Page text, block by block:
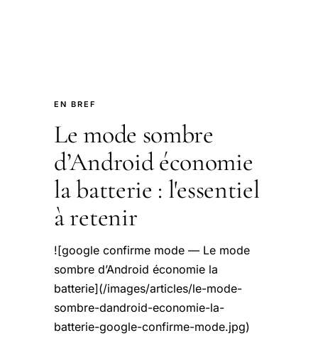
EN BREF
Le mode sombre
d’Android économie
la batterie : l'essentiel
à retenir
![google confirme mode — Le mode
sombre d’Android économie la
batterie](/images/articles/le-mode-
sombre-dandroid-economie-la-
batterie-google-confirme-mode.jpg)